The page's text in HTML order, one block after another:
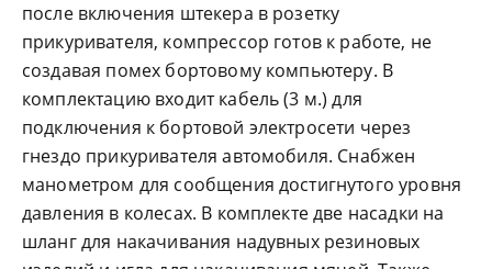
после включения штекера в розетку
прикуривателя, компрессор готов к работе, не
создавая помех бортовому компьютеру. В
комплектацию входит кабель (3 м.) для
подключения к бортовой электросети через
гнездо прикуривателя автомобиля. Снабжен
манометром для сообщения достигнутого уровня
давления в колесах. В комплекте две насадки на
шланг для накачивания надувных резиновых